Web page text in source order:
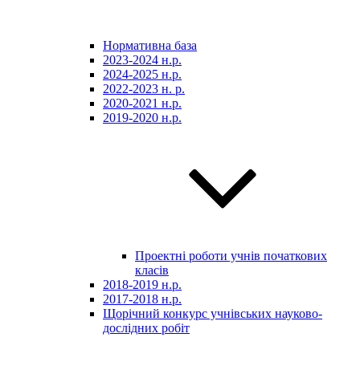
Нормативна база
2023-2024 н.р.
2024-2025 н.р.
2022-2023 н. р.
2020-2021 н.р.
2019-2020 н.р.
Проектні роботи учнів початкових
класів
2018-2019 н.р.
2017-2018 н.р.
Щорічний конкурс учнівських науково-
дослідних робіт